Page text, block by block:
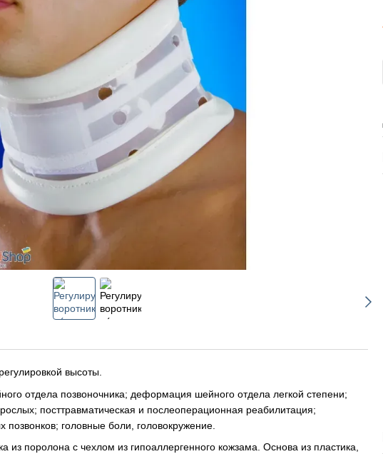
высоты.
отдела позвоночника; деформация шейного отдела легкой степени;
посттравматическая и послеоперационная реабилитация;
головные боли, головокружение.
из поролона с чехлом из гипоаллергенного кожзама. Основа из пластика,